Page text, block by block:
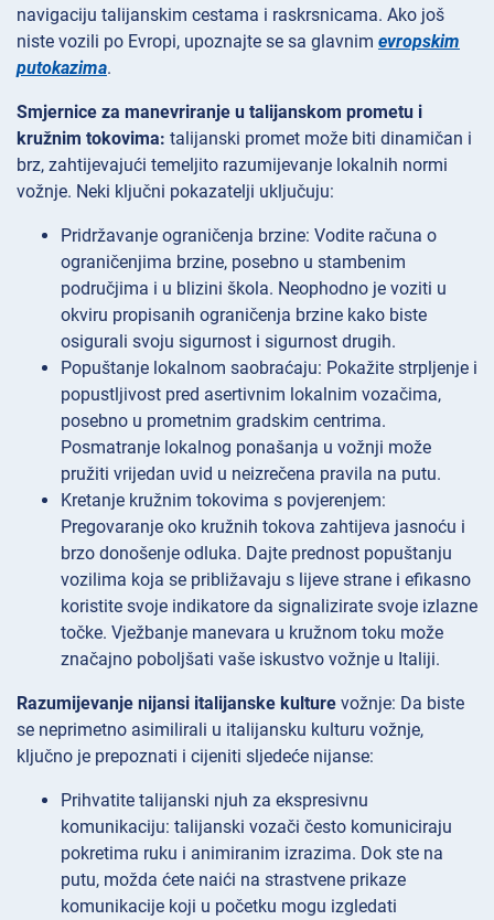
navigaciju talijanskim cestama i raskrsnicama. Ako još
niste vozili po Evropi, upoznajte se sa glavnim evropskim
putokazima.
Smjernice za manevriranje u talijanskom prometu i
kružnim tokovima: talijanski promet može biti dinamičan i
brz, zahtijevajući temeljito razumijevanje lokalnih normi
vožnje. Neki ključni pokazatelji uključuju:
Pridržavanje ograničenja brzine: Vodite računa o
ograničenjima brzine, posebno u stambenim
područjima i u blizini škola. Neophodno je voziti u
okviru propisanih ograničenja brzine kako biste
osigurali svoju sigurnost i sigurnost drugih.
Popuštanje lokalnom saobraćaju: Pokažite strpljenje i
popustljivost pred asertivnim lokalnim vozačima,
posebno u prometnim gradskim centrima.
Posmatranje lokalnog ponašanja u vožnji može
pružiti vrijedan uvid u neizrečena pravila na putu.
Kretanje kružnim tokovima s povjerenjem:
Pregovaranje oko kružnih tokova zahtijeva jasnoću i
brzo donošenje odluka. Dajte prednost popuštanju
vozilima koja se približavaju s lijeve strane i efikasno
koristite svoje indikatore da signalizirate svoje izlazne
točke. Vježbanje manevara u kružnom toku može
značajno poboljšati vaše iskustvo vožnje u Italiji.
Razumijevanje nijansi italijanske kulture vožnje: Da biste
se neprimetno asimilirali u italijansku kulturu vožnje,
ključno je prepoznati i cijeniti sljedeće nijanse:
Prihvatite talijanski njuh za ekspresivnu
komunikaciju: talijanski vozači često komuniciraju
pokretima ruku i animiranim izrazima. Dok ste na
putu, možda ćete naići na strastvene prikaze
komunikacije koji u početku mogu izgledati